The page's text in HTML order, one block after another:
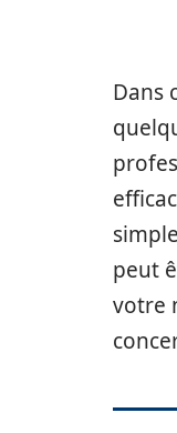
Dans
peut
votre